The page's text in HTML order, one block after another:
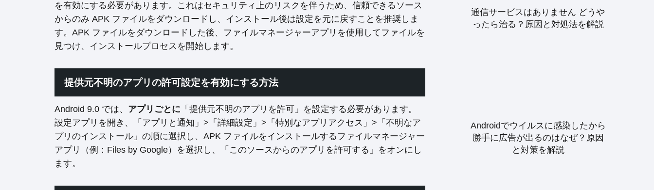
を有効にする必要があります。これはセキュリティ上のリスクを伴うため、信頼できるソース
からのみ APK ファイルをダウンロードし、インストール後は設定を元に戻すことを推奨しま
す。APK ファイルをダウンロードした後、ファイルマネージャーアプリを使用してファイルを
見つけ、インストールプロセスを開始します。
提供元不明のアプリの許可設定を有効にする方法
Android 9.0 では、 アプリごとに 「提供元不明のアプリを許可」を設定する必要があります。
設定アプリを開き、「アプリと通知」>「詳細設定」>「特別なアプリアクセス」>「不明なア
プリのインストール」の順に選択し、APK ファイルをインストールするファイルマネージャー
アプリ（例：Files by Google）を選択し、「このソースからのアプリを許可する」をオンにし
ます。
通信サービスはありません どうや
ったら治る？原因と対処法を解説
Androidでウイルスに感染したから
勝手に広告が出るのはなぜ？原因
と対策を解説